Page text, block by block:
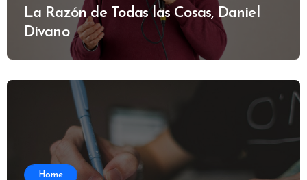
La Razón de Todas las Cosas, Daniel
Divano
Home